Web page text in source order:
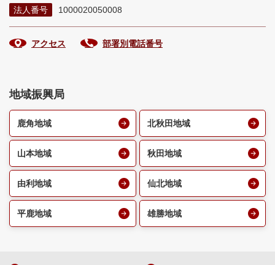
法人番号
1000020050008
アクセス 部署別電話番号
地域振興局
鹿角地域 北秋田地域
山本地域 秋田地域
由利地域 仙北地域
平鹿地域 雄勝地域